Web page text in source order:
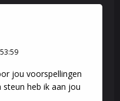
jou voorspellingen
heb ik aan jou